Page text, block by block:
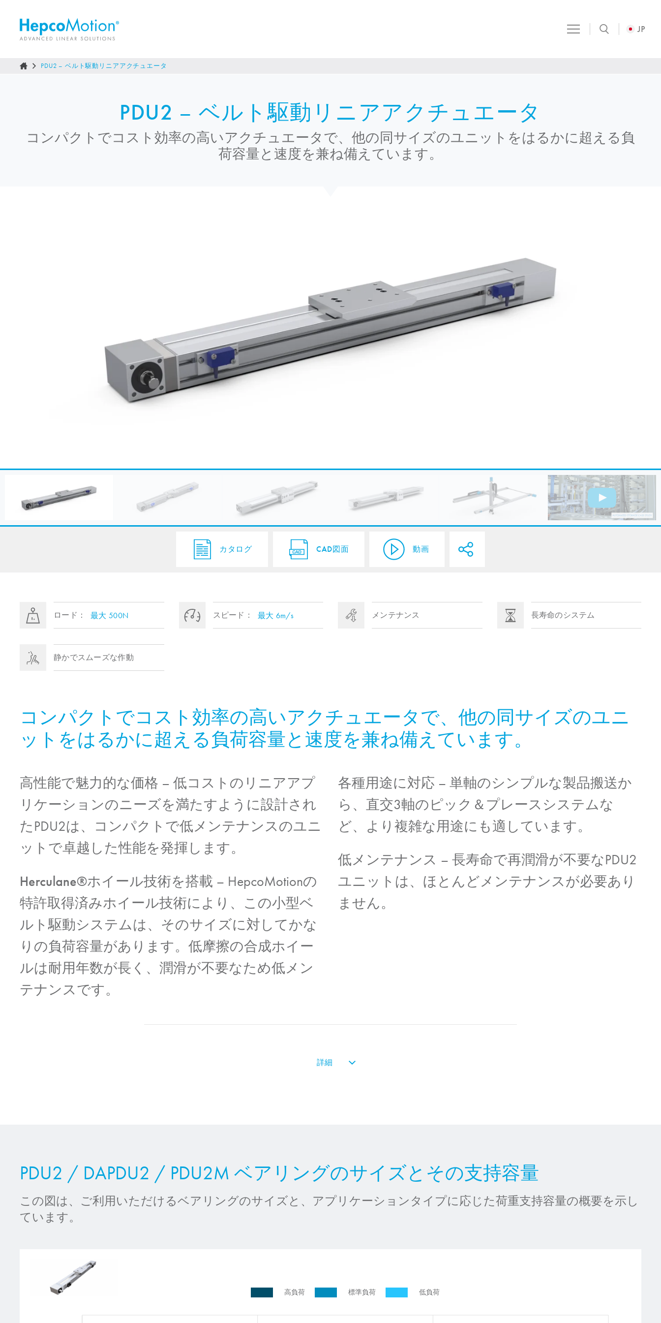
JP
PDU2 – ベルト駆動リニアアクチュエータ
PDU2 – ベルト駆動リニアアクチュエータ
コンパクトでコスト効率の高いアクチュエータで、他の同サイズのユニットをはるかに超える負
荷容量と速度を兼ね備えています。
カタログ CAD図面 動画
ロード： 最大 500N スピード： 最大 6m/s メンテナンス 長寿命のシステム
静かでスムーズな作動
コンパクトでコスト効率の高いアクチュエータで、他の同サイズのユニ
ットをはるかに超える負荷容量と速度を兼ね備えています。
高性能で魅力的な価格 – 低コストのリニアアプ
リケーションのニーズを満たすように設計され
たPDU2は、コンパクトで低メンテナンスのユニ
ットで卓越した性能を発揮します。
Herculane®ホイール技術を搭載 – HepcoMotionの
特許取得済みホイール技術により、この小型ベ
ルト駆動システムは、そのサイズに対してかな
りの負荷容量があります。低摩擦の合成ホイー
ルは耐用年数が長く、潤滑が不要なため低メン
テナンスです。
各種用途に対応 – 単軸のシンプルな製品搬送か
ら、直交3軸のピック＆プレースシステムな
ど、より複雑な用途にも適しています。
低メンテナンス – 長寿命で再潤滑が不要なPDU2
ユニットは、ほとんどメンテナンスが必要あり
ません。
詳細
PDU2 / DAPDU2 / PDU2M ベアリングのサイズとその支持容量
この図は、ご利用いただけるベアリングのサイズと、アプリケーションタイプに応じた荷重支持容量の概要を示し
ています。
高負荷 標準負荷 低負荷